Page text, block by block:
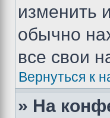
изменить
обычно
все свои
Вернуться к
» На